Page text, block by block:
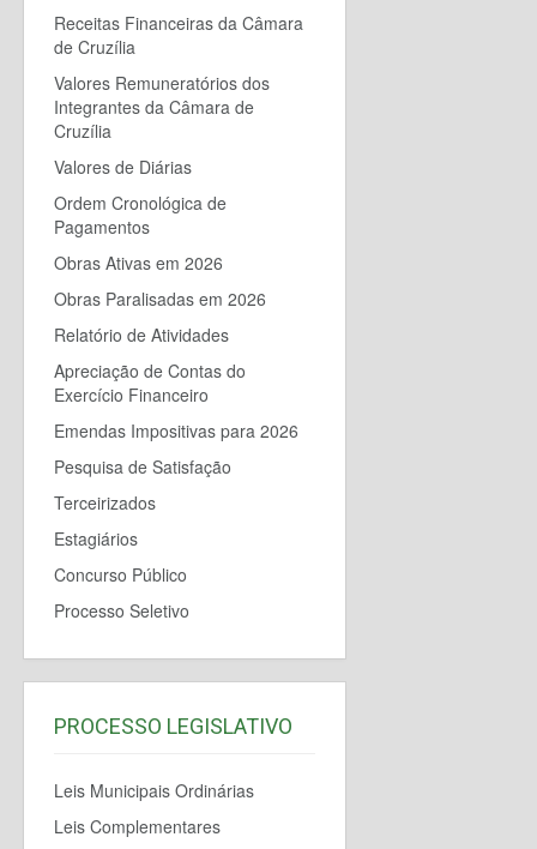
Receitas Financeiras da Câmara
de Cruzília
Valores Remuneratórios dos
Integrantes da Câmara de
Cruzília
Valores de Diárias
Ordem Cronológica de
Pagamentos
Obras Ativas em 2026
Obras Paralisadas em 2026
Relatório de Atividades
Apreciação de Contas do
Exercício Financeiro
Emendas Impositivas para 2026
Pesquisa de Satisfação
Terceirizados
Estagiários
Concurso Público
Processo Seletivo
PROCESSO LEGISLATIVO
Leis Municipais Ordinárias
Leis Complementares